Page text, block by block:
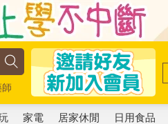
家電 居家休閒 日用食品